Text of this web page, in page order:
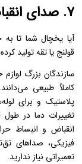
۷. صدای انقباض و انبساط (تق‌تق ناگهانی)
آیا یخچال شما تا
قولنج یا تقه تولید
سازندگان بزرگ
کاملاً طبیعی
پلاستیک و برای
تغییرات دما در طول
انقباض و انبساط
فیزیکی، صداهای
تعمیراتی نیاز ندارید.